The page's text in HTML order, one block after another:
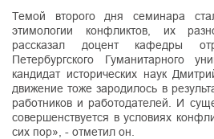
Темой второго дня семинара
этимологии конфликтов, их
рассказал доцент кафедры
Петербургского Гуманитарного
кандидат исторических наук
движение тоже зародилось в
работников и работодателей. И
совершенствуется в условиях
сих пор», - отметил он.